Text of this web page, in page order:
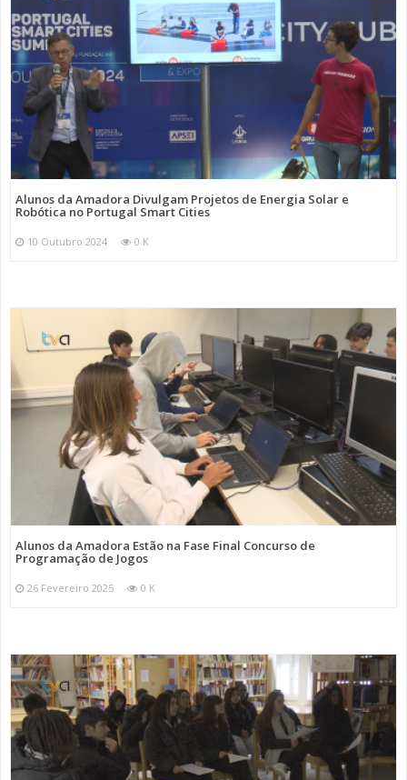
Alunos da Amadora Divulgam Projetos de Energia Solar e
Robótica no Portugal Smart Cities
10 Outubro 2024 0 K
Alunos da Amadora Estão na Fase Final Concurso de
Programação de Jogos
26 Fevereiro 2025 0 K